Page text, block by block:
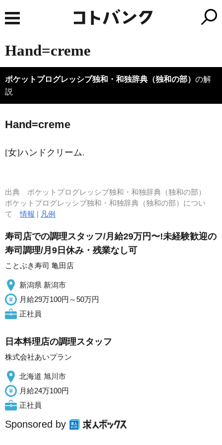
Hand=creme
ポケットプログレッシブ独和・和独辞典（独和の部） の解
説
Hand=creme
[女]ハンドクリーム.
出典 ポケットプログレッシブ独和・和独辞典（独和の部）
ポケットプログレッシブ独和・和独辞典（独和の部）につい
て情報 | 凡例
寿司店での調理スタッフ/月給29万円〜!未経験歓迎の
寿司調理/月9日休み・残業なし可
ことぶき寿司 亀田店
新潟県 新潟市
月給29万100円～50万円
正社員
日本料理店の調理スタッフ
株式会社あいプラン
北海道 旭川市
月給24万100円
正社員
Sponsored by